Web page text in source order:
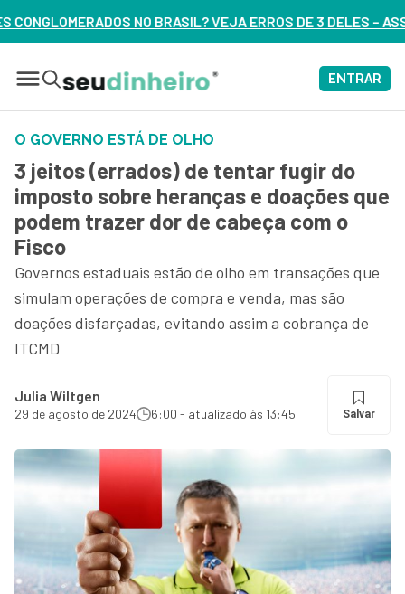
VEJA ERROS DE 3 DELES – ASSISTA AGORA
ENTRAR
O GOVERNO ESTÁ DE OLHO
3 jeitos (errados) de tentar fugir do
imposto sobre heranças e doações que
podem trazer dor de cabeça com o
Fisco
Governos estaduais estão de olho em transações que
simulam operações de compra e venda, mas são
doações disfarçadas, evitando assim a cobrança de
ITCMD
Julia Wiltgen
29 de agosto de 2024 6:00 - atualizado às 13:45 Salvar